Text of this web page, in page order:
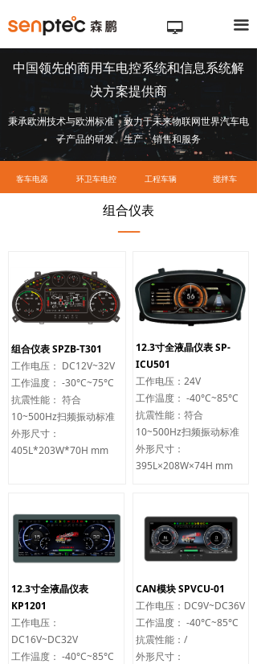
넡 끀
中国领先的商用车电控系统和信息系统解
决方案提供商
秉承欧洲技术与欧洲标准，致力于未来物联网世界汽车电
子产品的研发、生产、销售和服务
客车电器 环卫车电控 工程车辆 搅拌车
组合仪表
12.3寸全液晶仪表
KP1201
工作电压：
DC16V~DC32V
工作温度： -40°C~85°C
组合仪表 SPZB-T301
工作电压： DC12V~32V
工作温度： -30°C~75°C
抗震性能： 符合
10~500Hz扫频振动标准
外形尺寸：
405L*203W*70H mm
CAN模块 SPVCU-01
工作电压：DC9V~DC36V
工作温度： -40°C~85°C
抗震性能：/
外形尺寸：
12.3寸全液晶仪表 SP-
ICU501
工作电压：24V
工作温度： -40°C~85°C
抗震性能：符合
10~500Hz扫频振动标准
外形尺寸：
395L×208W×74H mm